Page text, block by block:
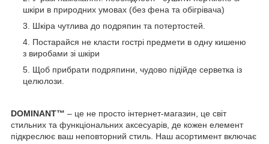
шкіри в природних умовах (без фена та обігрівача)
Шкіра чутлива до подряпин та потертостей.
Постарайся не класти гострі предмети в одну кишеню
з виробами зі шкіри
Щоб прибрати подряпини, чудово підійде серветка із
целюлози.
DOMINANT™ – це не просто інтернет-магазин, це світ
стильних та функціональних аксесуарів, де кожен елемент
підкреслює ваш неповторний стиль. Наш асортимент включає